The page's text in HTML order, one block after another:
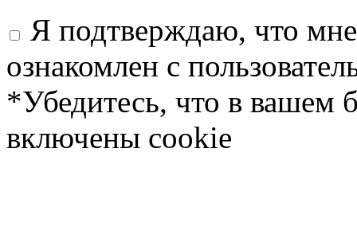
Я подтверждаю, что
ознакомлен с
*Убедитесь, что в вашем
включены cookie